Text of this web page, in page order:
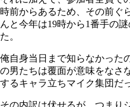
時前からあるため、その前ぐ
んと今年は19時から1番手の
た。
俺自身当日まで知らなかった
の男たちは覆面が意味をなさ
するキャラ立ちマイク集団だ
その内訳は伏せるが、つまり